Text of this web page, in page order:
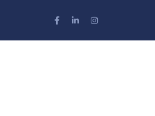
Facebook
LinkedInInstagram